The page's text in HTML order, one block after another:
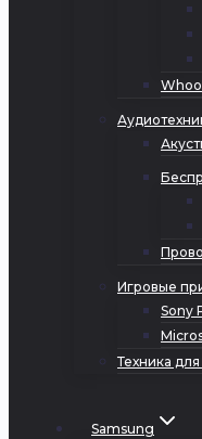
Игровые
Sony
Техника
Samsung